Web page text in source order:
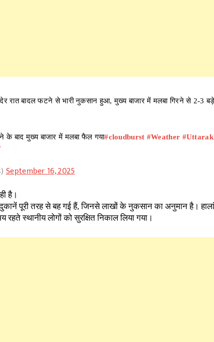
देर रात बादल फटने से भारी नुकसान हुआ, मुख्य बाजार में मलबा गिरने से 2-3
के बाद मुख्य बाजार में मलबा फैल गया#cloudburst #Weather
September 16, 2025
है।
पूरी तरह से बह गई हैं, जिनसे लाखों के नुकसान का अनुमान है।
स्थानीय लोगों को सुरक्षित निकाल लिया गया।